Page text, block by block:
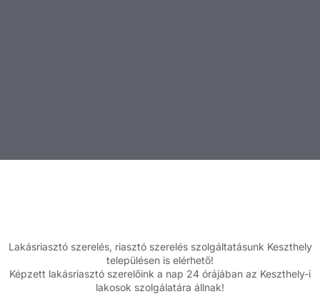
Lakásriasztó szerelés, riasztó szerelés szolgáltatásunk Keszthely
településen is elérhető!
Képzett lakásriasztó szerelőink a nap 24 órájában az Keszthely-i
lakosok szolgálatára állnak!